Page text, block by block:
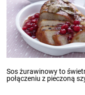
Sos żurawinowy to
połączeniu z pieczoną